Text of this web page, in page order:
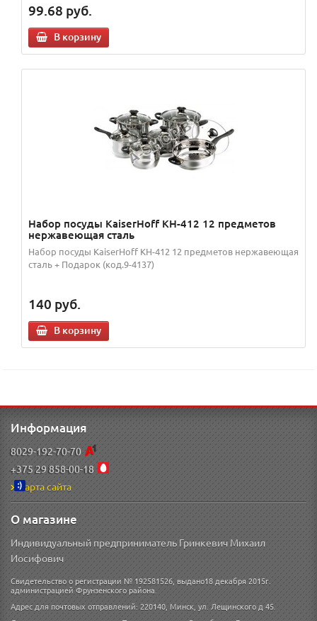
99.68 руб.
В корзину
Набор посуды KaiserHoff KH-412 12 предметов
нержавеющая сталь
Набор посуды KaiserHoff KH-412 12 предметов нержавеющая
сталь + Подарок (код.9-4137)
140 руб.
В корзину
Информация
8029-192-70-70
+375 29 858-00-18
Карта сайта
О магазине
Индивидуальный предприниматель Гринкевич Михаил
Иосифович
Свидетельство о регистрации № 192581526, выдано18 декабря 2015г.
администрацией Фрунзенского района.
Адрес для почтовых отправлений: 220140, Минск, ул. Лещинского д 45.